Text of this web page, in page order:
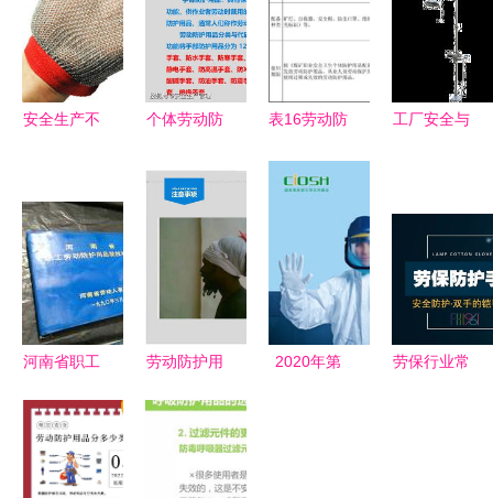
安全生产不
套你知道多
少？
个体劳动防
（PPE）使
用培训指南
**\n\n**第一
章 概述
**\n1.1
PPE定义与
定义 PPE
指用于保护
劳动者免受
表16劳动防
使用指南与
载
工厂安全与
防护的全覆
盖指南
河南省职工
品发放标准
解析
劳动防护用
戴标准指南
2020年第
劳保行业常